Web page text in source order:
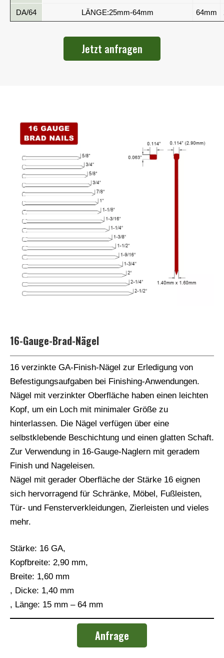
DA/64 LÄNGE:25mm-64mm 64mm
Jetzt anfragen
16-Gauge-Brad-Nägel
16 verzinkte GA-Finish-Nägel zur Erledigung von
Befestigungsaufgaben bei Finishing-Anwendungen.
Nägel mit verzinkter Oberfläche haben einen leichten
Kopf, um ein Loch mit minimaler Größe zu
hinterlassen. Die Nägel verfügen über eine
selbstklebende Beschichtung und einen glatten Schaft.
Zur Verwendung in 16-Gauge-Naglern mit geradem
Finish und Nageleisen.
Nägel mit gerader Oberfläche der Stärke 16 eignen
sich hervorragend für Schränke, Möbel, Fußleisten,
Tür- und Fensterverkleidungen, Zierleisten und vieles
mehr.
Stärke: 16 GA,
Kopfbreite: 2,90 mm,
Breite: 1,60 mm
, Dicke: 1,40 mm
, Länge: 15 mm – 64 mm
Anfrage